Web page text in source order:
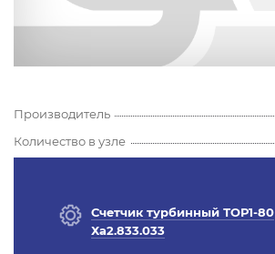
Производитель
Количество в узле
Счетчик турбинный ТОР1-80
Ха2.833.033